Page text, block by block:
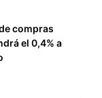
compras
el 0,4% a